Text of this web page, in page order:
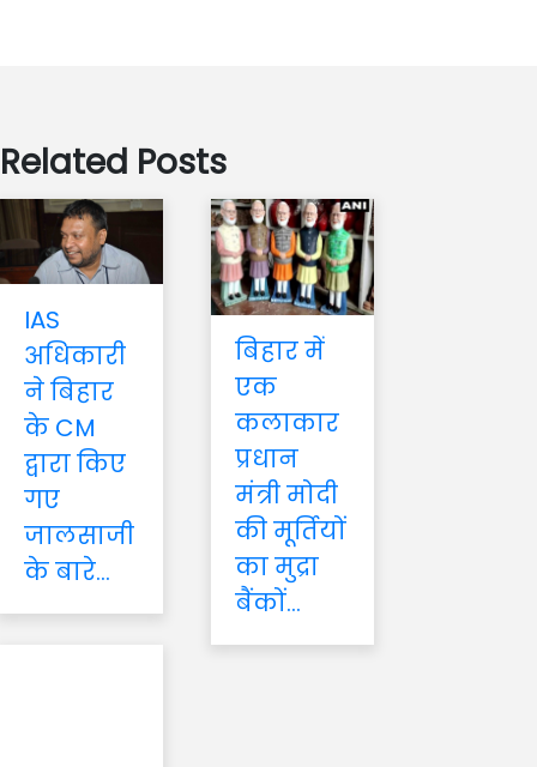
Related Posts
IAS
अधिकारी
ने बिहार
के CM
द्वारा किए
गए
जालसाजी
के बारे...
बिहार में
एक
कलाकार
प्रधान
मंत्री मोदी
की मूर्तियों
का मुद्रा
बैंकों...